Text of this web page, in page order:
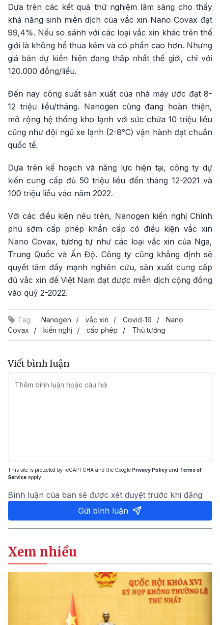
Dựa trên các kết quả thử nghiệm lâm sàng cho thấy
khả năng sinh miễn dịch của vắc xin Nano Covax đạt
99,4%. Nếu so sánh với các loại vắc xin khác trên thế
giới là không hề thua kém và có phần cao hơn. Nhưng
giá bán dự kiến hiện đang thấp nhất thế giới, chỉ với
120.000 đồng/liều.
Đến nay công suất sản xuất của nhà máy ước đạt 8-
12 triệu liều/tháng. Nanogen cũng đang hoàn thiện,
mở rộng hệ thống kho lạnh với sức chứa 10 triệu liều
cũng như đội ngũ xe lạnh (2-8°C) vận hành đạt chuẩn
quốc tế.
Dựa trên kế hoạch và năng lực hiện tại, công ty dự
kiến cung cấp đủ 50 triệu liều đến tháng 12-2021 và
100 triệu liều vào năm 2022.
Với các điều kiện nêu trên, Nanogen kiến nghị Chính
phủ sớm cấp phép khẩn cấp có điều kiện vắc xin
Nano Covax, tương tự như các loại vắc xin của Nga,
Trung Quốc và Ấn Độ. Công ty cũng khẳng định sẽ
quyết tâm đẩy mạnh nghiên cứu, sản xuất cung cấp
đủ vắc xin để Việt Nam đạt được miễn dịch cộng đồng
vào quý 2-2022.
Tag: Nanogen vắc xin Covid-19
Nano
Covax
kiến nghị cấp phép Thủ tướng
Viết bình luận
This site is protected by reCAPTCHA and the Google Privacy Policy and Terms of
Service apply.
Bình luận của bạn sẽ được xét duyệt trước khi đăng
Gửi bình luận
Xem nhiều